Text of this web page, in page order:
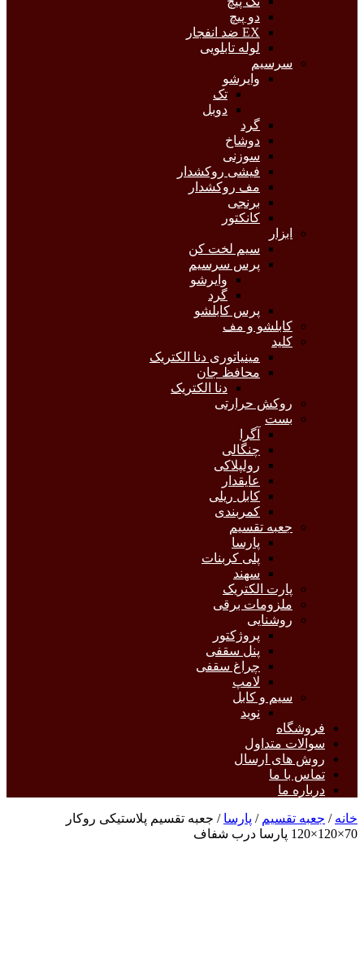
دو پیچ
EX ضد انفجار
لوله تابلویی
سرسیم
وایرشو
تک
دوبل
گرد
دوشاخ
سوزنی
فیشی روکشدار
مف روکشدار
برنجی
کانکتور
ابزار
سیم لخت کن
پرس سرسیم
وایرشو
گرد
پرس کابلشو
کابلشو و مف
کلید
مینیاتوری دنا الکتریک
محافظ جان
دنا الکتریک
روکش حرارتی
بست
آگرا
چنگالی
رولپلاکی
عایقدار
کابل ریلی
کمربندی
جعبه تقسیم
پارسا
پلی کربنات
سهند
پارت الکتریک
ملزومات برقی
روشنایی
پروژکتور
پنل سقفی
چراغ سقفی
لامپ
سیم و کابل
نوید
فروشگاه
سوالات متداول
روش های ارسال
تماس با ما
درباره ما
خانه / جعبه تقسیم / پارسا / جعبه تقسیم پلاستیکی روکار
70×120×120 پارسا درب شفاف